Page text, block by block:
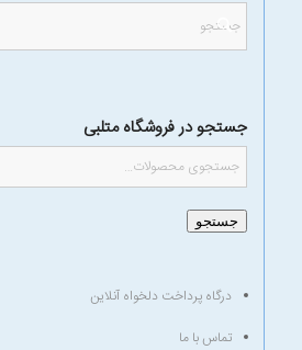
جستجو در فروشگاه متلبی
جستجو
درگاه پرداخت دلخواه آنلاین
تماس با ما